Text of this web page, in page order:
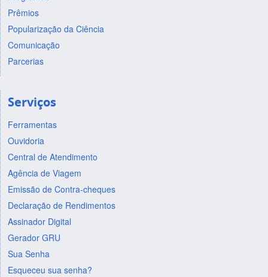
Prêmios
Popularização da Ciência
Comunicação
Parcerias
Serviços
Ferramentas
Ouvidoria
Central de Atendimento
Agência de Viagem
Emissão de Contra-cheques
Declaração de Rendimentos
Assinador Digital
Gerador GRU
Sua Senha
Esqueceu sua senha?